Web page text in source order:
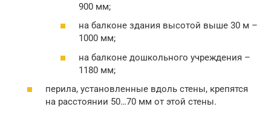
900 мм;
на балконе здания высотой выше 30 м –
1000 мм;
на балконе дошкольного учреждения –
1180 мм;
перила, установленные вдоль стены, крепятся
на расстоянии 50…70 мм от этой стены.